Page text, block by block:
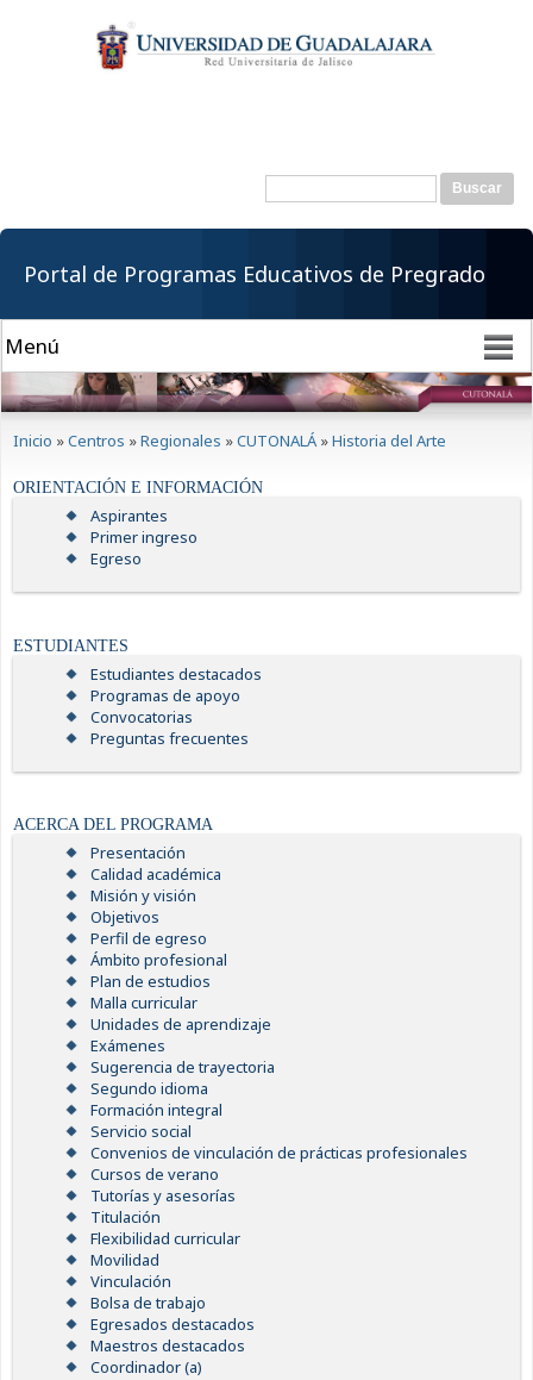
contenido
principal
Formulario de
Buscar
Portal de Programas Educativos de Pregrado
Inicio »Centros »Regionales »CUTONALÁ »Historia del Arte
ORIENTACIÓN E INFORMACIÓN
Aspirantes
Primer ingreso
Egreso
ESTUDIANTES
Estudiantes destacados
Programas de apoyo
Convocatorias
Preguntas frecuentes
ACERCA DEL PROGRAMA
Presentación
Calidad académica
Misión y visión
Objetivos
Perfil de egreso
Ámbito profesional
Plan de estudios
Malla curricular
Unidades de aprendizaje
Exámenes
Sugerencia de trayectoria
Segundo idioma
Formación integral
Servicio social
Convenios de vinculación de prácticas profesionales
Cursos de verano
Tutorías y asesorías
Titulación
Flexibilidad curricular
Movilidad
Vinculación
Bolsa de trabajo
Egresados destacados
Maestros destacados
Coordinador (a)